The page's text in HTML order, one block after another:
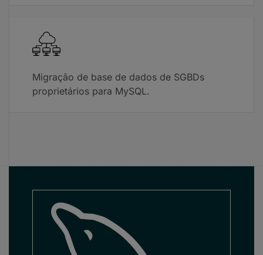
Migração de base de dados de SGBDs
proprietários para MySQL.